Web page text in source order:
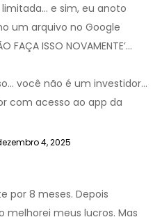
e sim, eu anoto
um arquivo no Google
ISSO NOVAMENTE’...
você não é um investidor...
com acesso ao app da
4, 2025
por 8 meses. Depois
melhorei meus lucros. Mas